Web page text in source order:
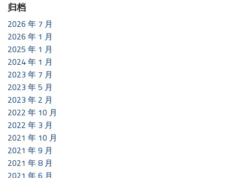
归档
2026 年 7 月
2026 年 1 月
2025 年 1 月
2024 年 1 月
2023 年 7 月
2023 年 5 月
2023 年 2 月
2022 年 10 月
2022 年 3 月
2021 年 10 月
2021 年 9 月
2021 年 8 月